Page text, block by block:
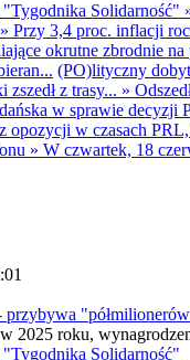
"Tygodnika Solidarność"
» Przy 3,4 proc. inflacji
okrutne zbrodnie na
(PO)lityczny
zszedł z trasy... »
w sprawie decyzji
opozycji w czasach
» W czwartek, 18
2025 roku,
"Tygodnika Solidarność"